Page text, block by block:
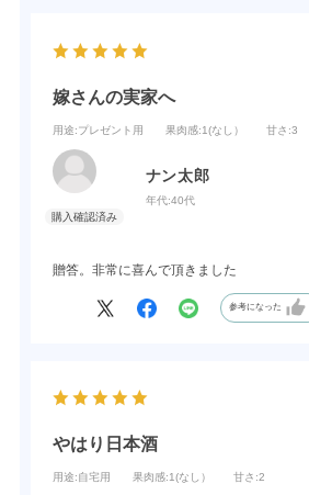
嫁さんの実家へ
用途:プレゼント用 果肉感:1(なし） 甘さ :3
ナン太郎
年代:40代
贈答。非常に喜んで頂きました
参考になった
やはり日本酒
用途:自宅用 果肉感:1(なし） 甘さ :2